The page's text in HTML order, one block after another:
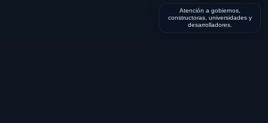
Atención a gobiernos,
constructoras, universidades y
desarrolladores.